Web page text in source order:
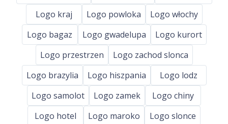
Logo kraj
Logo powloka
Logo włochy
Logo bagaz
Logo gwadelupa
Logo kurort
Logo przestrzen
Logo zachod slonca
Logo brazylia
Logo hiszpania
Logo lodz
Logo samolot
Logo zamek
Logo chiny
Logo hotel
Logo maroko Logo slonce